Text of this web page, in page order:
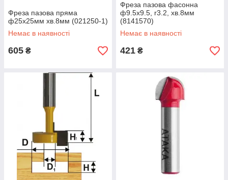
Фреза пазова пряма
ф25х25мм хв.8мм (021250-1)
Немає в наявності
605 ₴
Фреза пазова фасонна
ф9.5х9.5, r3.2, хв.8мм
(8141570)
Немає в наявності
421 ₴